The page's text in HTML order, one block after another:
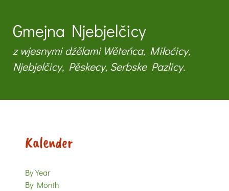
Gmejna Njebjelčicy
z wjesnymi dźělami Wěteńca, Miłoćicy,
Njebjelčicy, Pěskecy, Serbske Pazlicy.
Kalender
By Year
By Month